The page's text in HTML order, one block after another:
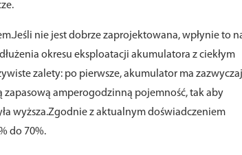
nie jest dobrze zaprojektowana, wpłynie to
okresu eksploatacji akumulatora z ciekłym
zalety: po pierwsze, akumulator ma zazwyczaj
zapasową amperogodzinną pojemność, tak aby
wyższa.Zgodnie z aktualnym doświadczeniem
do 70%.